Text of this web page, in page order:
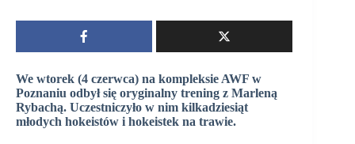
We wtorek (4 czerwca) na kompleksie AWF w
Poznaniu odbył się oryginalny trening z Marleną
Rybachą. Uczestniczyło w nim kilkadziesiąt
młodych hokeistów i hokeistek na trawie.